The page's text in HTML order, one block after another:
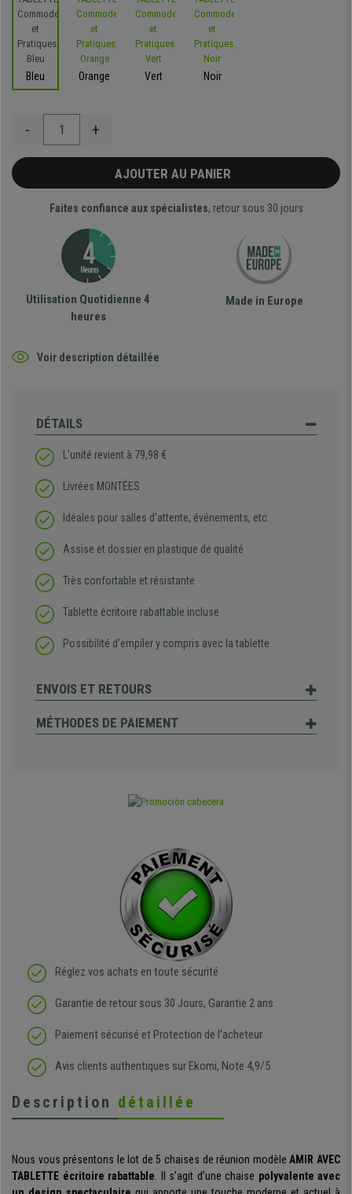
Bleu Orange Vert Noir
- +
AJOUTER AU PANIER
Faites confiance aux spécialistes, retour sous 30 jours
Utilisation Quotidienne 4
heures
Made in Europe
Voir description détaillée
DÉTAILS
L'unité revient à 79,98 €
Livrées MONTÉES
Idéales pour salles d’attente, événements, etc.
Assise et dossier en plastique de qualité
Très confortable et résistante
Tablette écritoire rabattable incluse
Possibilité d'empiler y compris avec la tablette
ENVOIS ET RETOURS
MÉTHODES DE PAIEMENT
Réglez vos achats en toute sécurité
Garantie de retour sous 30 Jours, Garantie 2 ans
Paiement sécurisé et Protection de l'acheteur
Avis clients authentiques sur Ekomi, Note 4,9/5
Description détaillée
Nous vous présentons le lot de 5 chaises de réunion modèleAMIR AVEC
TABLETTE écritoire rabattable. Il s’agit d’une chaise polyvalente avec